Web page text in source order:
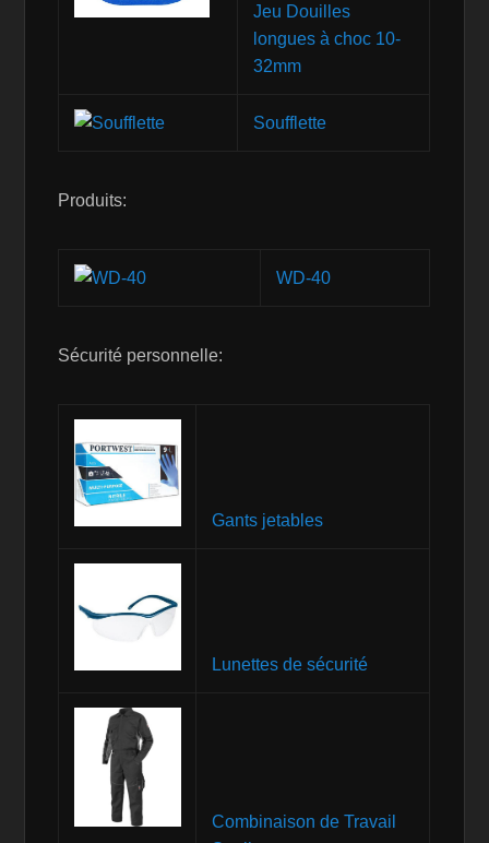
Jeu Douilles
longues à choc 10-
32mm
Soufflette
Produits:
WD-40
Sécurité personnelle:
Gants jetables
Lunettes de sécurité
Combinaison de Travail